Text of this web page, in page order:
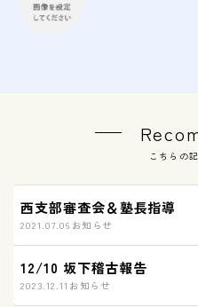
こちらの
西支部審査会＆塾長指導
2021.07.06 お知らせ
12/10 坂下稽古報告
2023.12.11 お知らせ